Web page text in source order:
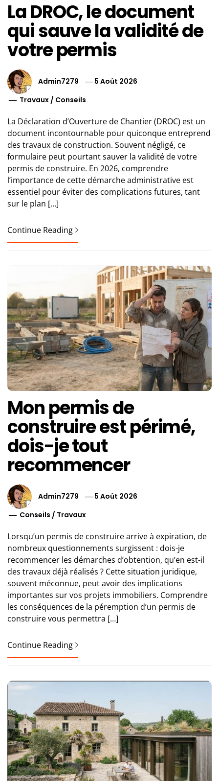
La DROC, le document
qui sauve la validité de
votre permis
Admin7279
5 Août 2026
Travaux / Conseils
La Déclaration d’Ouverture de Chantier (DROC) est un
document incontournable pour quiconque entreprend
des travaux de construction. Souvent négligé, ce
formulaire peut pourtant sauver la validité de votre
permis de construire. En 2026, comprendre
l’importance de cette démarche administrative est
essentiel pour éviter des complications futures, tant
sur le plan […]
Continue Reading
Mon permis de
construire est périmé,
dois-je tout
recommencer
Admin7279
5 Août 2026
Conseils / Travaux
Lorsqu’un permis de construire arrive à expiration, de
nombreux questionnements surgissent : dois-je
recommencer les démarches d’obtention, qu’en est-il
des travaux déjà réalisés ? Cette situation juridique,
souvent méconnue, peut avoir des implications
importantes sur vos projets immobiliers. Comprendre
les conséquences de la péremption d’un permis de
construire vous permettra […]
Continue Reading